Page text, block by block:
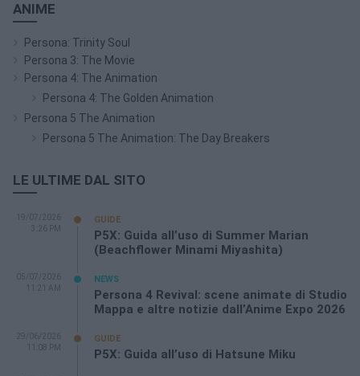
ANIME
Persona: Trinity Soul
Persona 3: The Movie
Persona 4: The Animation
Persona 4: The Golden Animation
Persona 5 The Animation
Persona 5 The Animation: The Day Breakers
LE ULTIME DAL SITO
19/07/2026
3:26 PM
GUIDE
P5X: Guida all’uso di Summer Marian
(Beachflower Minami Miyashita)
05/07/2026
11:21 AM
NEWS
Persona 4 Revival: scene animate di Studio
Mappa e altre notizie dall’Anime Expo 2026
29/06/2026
11:08 PM
GUIDE
P5X: Guida all’uso di Hatsune Miku